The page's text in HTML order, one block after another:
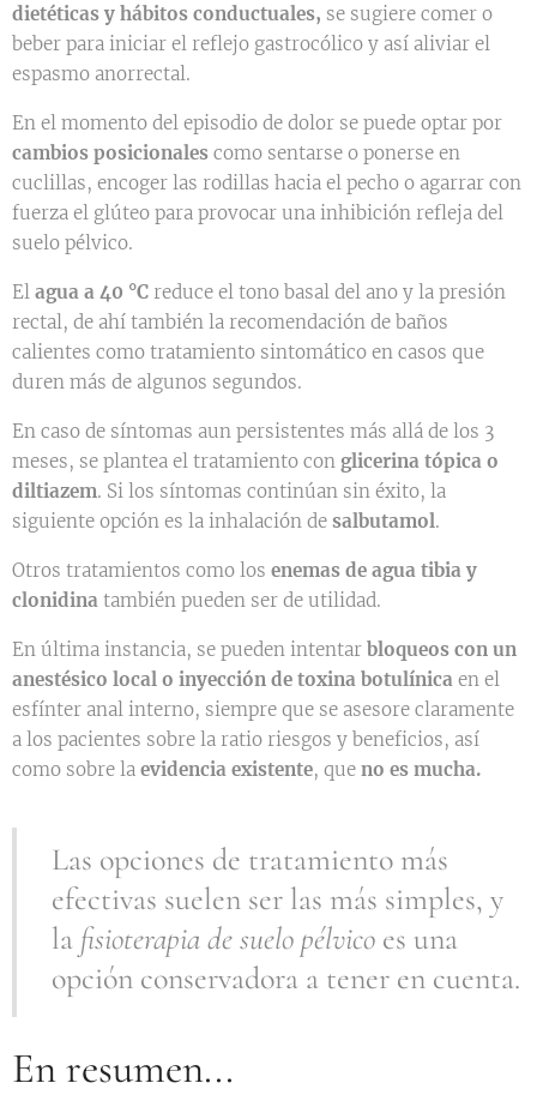
dietéticas y hábitos conductuales, se sugiere comer o
beber para iniciar el reflejo gastrocólico y así aliviar el
espasmo anorrectal.
En el momento del episodio de dolor se puede optar por
cambios posicionales como sentarse o ponerse en
cuclillas, encoger las rodillas hacia el pecho o agarrar con
fuerza el glúteo para provocar una inhibición refleja del
suelo pélvico.
El agua a 40 °C reduce el tono basal del ano y la presión
rectal, de ahí también la recomendación de baños
calientes como tratamiento sintomático en casos que
duren más de algunos segundos.
En caso de síntomas aun persistentes más allá de los 3
meses, se plantea el tratamiento con glicerina tópica o
diltiazem. Si los síntomas continúan sin éxito, la
siguiente opción es la inhalación de salbutamol .
Otros tratamientos como los enemas de agua tibia y
clonidina también pueden ser de utilidad.
En última instancia, se pueden intentar bloqueos con un
anestésico local o inyección de toxina botulínica en el
esfínter anal interno, siempre que se asesore claramente
a los pacientes sobre la ratio riesgos y beneficios, así
como sobre la evidencia existente, que no es mucha.
Las opciones de tratamiento más
efectivas suelen ser las más simples, y
la fisioterapia de suelo pélvico es una
opción conservadora a tener en cuenta.
En resumen...